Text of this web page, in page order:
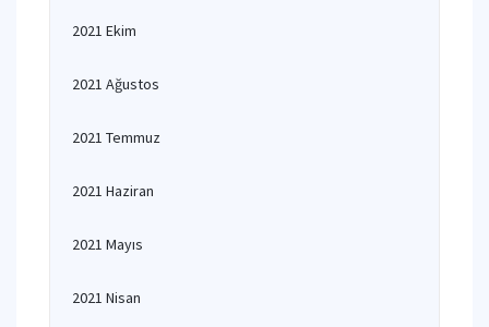
2021 Ekim
2021 Ağustos
2021 Temmuz
2021 Haziran
2021 Mayıs
2021 Nisan